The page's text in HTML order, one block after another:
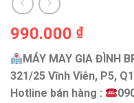
990.000 ₫
MÁY MAY GIA ĐÌNH
321/25 Vĩnh Viễn, P5,
Hotline bán hàng :